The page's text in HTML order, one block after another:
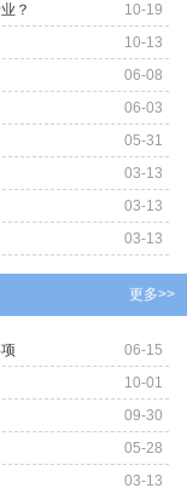
10-19
？
10-13
06-08
06-03
05-31
03-13
03-13
03-13
更多>>
06-15
10-01
09-30
05-28
03-13